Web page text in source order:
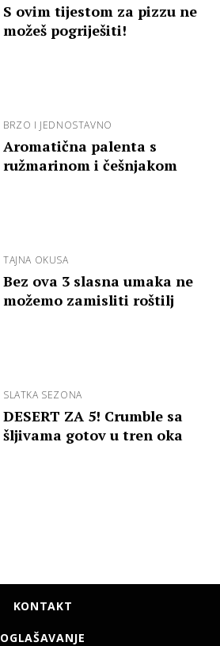
S ovim tijestom za pizzu ne
možeš pogriješiti!
BRZO I JEDNOSTAVNO
Aromatična palenta s
ružmarinom i češnjakom
TAJNA OKUSA
Bez ova 3 slasna umaka ne
možemo zamisliti roštilj
SLATKA SEZONA
DESERT ZA 5! Crumble sa
šljivama gotov u tren oka
KONTAKT
OGLAŠAVANJE